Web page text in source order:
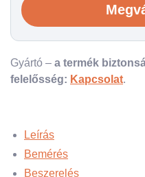
Gyártó – a termék
felelősség: Kapcsolat.
Leírás
Bemérés
Beszerelés